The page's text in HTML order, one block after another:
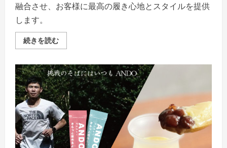
融合させ、お客様に最高の履き心地とスタイルを提供
します。
続きを読むＴ
ａ
─
ｚ
ｏ
評
判、
良
い
口
コ
ミ、
悪